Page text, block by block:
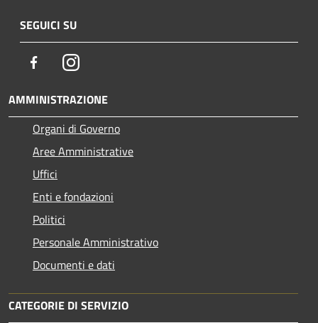
SEGUICI SU
FacebookInstagram
AMMINISTRAZIONE
Organi di Governo
Aree Amministrative
Uffici
Enti e fondazioni
Politici
Personale Amministrativo
Documenti e dati
CATEGORIE DI SERVIZIO